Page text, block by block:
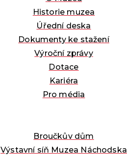
Historie muzea
Úřední deska
Dokumenty ke stažení
Výroční zprávy
Dotace
Kariéra
Pro média
Broučkův dům
Výstavní síň Muzea Náchodska